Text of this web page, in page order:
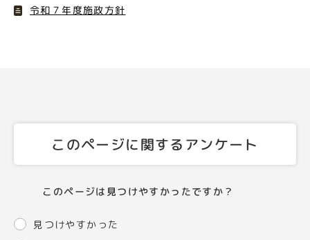
令和７年度施政方針
このページに関するアンケート
このページは見つけやすかったですか？
見つけやすかった